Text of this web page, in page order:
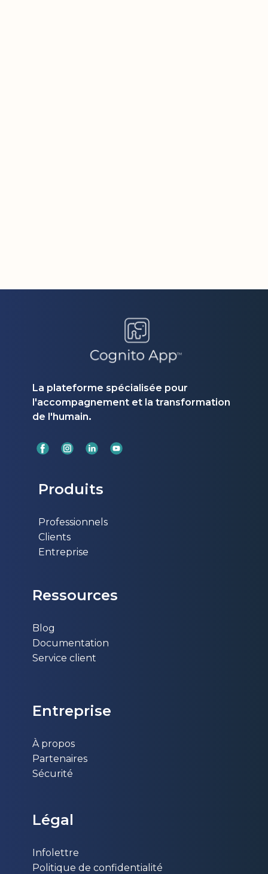
La plateforme spécialisée pour
l'accompagnement et la transformation
de l'humain.
Produits
Professionnels
Clients
Entreprise
Ressources
Blog
Documentation
Service client
Entr​eprise
À propos
Partenaires
Sécurité
Légal
Infolettre
Politique de confidentialité